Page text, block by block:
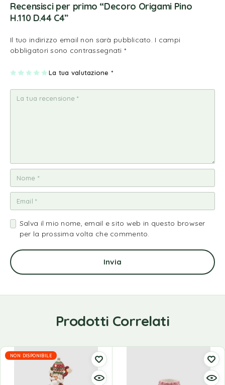
Recensisci per primo “Decoro Origami Pino
H.110 D.44 C4”
Il tuo indirizzo email non sarà pubblicato. I campi
obbligatori sono contrassegnati *
La tua valutazione *
1
a
2
e
su
5
3
e
su
5
4
e
su
5
5
e
su
5
Salva il mio nome, email e sito web in questo browser
per la prossima volta che commento.
Prodotti Correlati
NON DISPONIBILE